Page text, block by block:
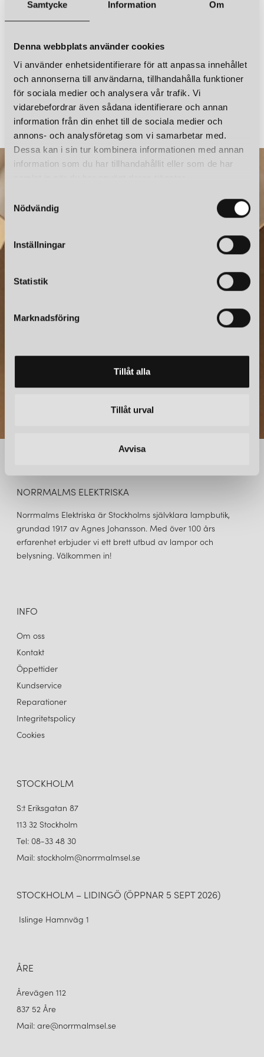
Samtycke Information Om
Denna webbplats använder cookies
Vi använder enhetsidentifierare för att anpassa innehållet
och annonserna till användarna, tillhandahålla funktioner
för sociala medier och analysera vår trafik. Vi
vidarebefordrar även sådana identifierare och annan
information från din enhet till de sociala medier och
annons- och analysföretag som vi samarbetar med.
Dessa kan i sin tur kombinera informationen med annan
information som du har tillhandahållit eller som de har
t
Nödvändig
Inställningar
Statistik
Marknadsföring
Tillåt alla
Tillåt urval
Avvisa
PETITE FRITURE
VERTIGO Ø110 TAKLAMPA VIT
10 690 kr
PETITE FRITURE
10 690 kr
Prenumerera – Spännande nyheter och fina erbjudanden
NORRMALMS ELEKTRISKA
Norrmalms Elektriska är Stockholms självklara lampbutik,
grundad 1917 av Agnes Johansson. Med över 100 års
erfarenhet erbjuder vi ett brett utbud av lampor och
belysning. Välkommen in!
INFO
Om oss
Kontakt
Öppettider
Kundservice
Reparationer
Integritetspolicy
Cookies
STOCKHOLM
S:t Eriksgatan 87
113 32 Stockholm
Tel: 08-33 48 30
Mail: stockholm@norrmalmsel.se
STOCKHOLM – LIDINGÖ (ÖPPNAR 5 SEPT 2026)
Islinge Hamnväg 1
ÅRE
Årevägen 112
837 52 Åre
Mail: are@norrmalmsel.se